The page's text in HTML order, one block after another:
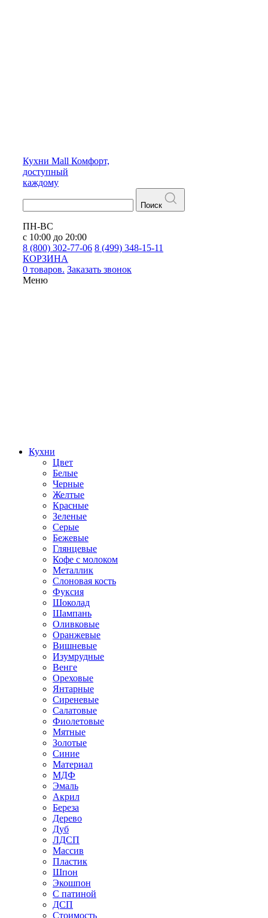
Кухни Mall Комфорт,
доступный
каждому
Поиск
ПН-ВС
с 10:00 до 20:00
8 (800) 302-77-06 8 (499) 348-15-11
КОРЗИНА
0 товаров. Заказать звонок
Меню
Кухни
Цвет
Белые
Черные
Желтые
Красные
Зеленые
Серые
Бежевые
Глянцевые
Кофе с молоком
Металлик
Слоновая кость
Фуксия
Шоколад
Шампань
Оливковые
Оранжевые
Вишневые
Изумрудные
Венге
Ореховые
Янтарные
Сиреневые
Салатовые
Фиолетовые
Мятные
Золотые
Синие
Материал
МДФ
Эмаль
Акрил
Береза
Дерево
Дуб
ЛДСП
Массив
Пластик
Шпон
Экошпон
С патиной
ДСП
Стоимость